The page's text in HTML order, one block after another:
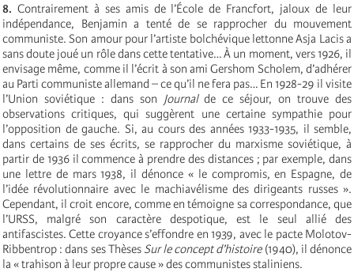
8. Contrairement à ses amis de l’École de Francfort, jaloux de leur
indépendance, Benjamin a tenté de se rapprocher du mouvement
communiste. Son amour pour l’artiste bolchévique lettonne Asja Lacis a
sans doute joué un rôle dans cette tentative… À un moment, vers 1926, il
envisage même, comme il l’écrit à son ami Gershom Scholem, d’adhérer
au Parti communiste allemand – ce qu’il ne fera pas… En 1928-29 il visite
l’Union soviétique : dans son Journalde ce séjour, on trouve des
observations critiques, qui suggèrent une certaine sympathie pour
l’opposition de gauche. Si, au cours des années 1933-1935, il semble,
dans certains de ses écrits, se rapprocher du marxisme soviétique, à
partir de 1936 il commence à prendre des distances ; par exemple, dans
une lettre de mars 1938, il dénonce « le compromis, en Espagne, de
l’idée révolutionnaire avec le machiavélisme des dirigeants russes ».
Cependant, il croit encore, comme en témoigne sa correspondance, que
l’URSS, malgré son caractère despotique, est le seul allié des
antifascistes. Cette croyance s’effondre en 1939, avec le pacte Molotov-
Ribbentrop : dans ses Thèses Sur le concept d’histoire(1940), il dénonce
la « trahison à leur propre cause » des communistes staliniens.